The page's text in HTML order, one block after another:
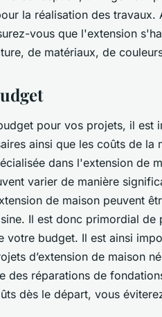
la réalisation des
vous que l'extension
de matériaux, de
pour vos projets, il est
ainsi que les coûts de
dans l'extension de
varier de manière
de maison peuvent
Il est donc primordial
votre budget. Il est ainsi
d’extension de maison
des réparations de
dès le départ, vous